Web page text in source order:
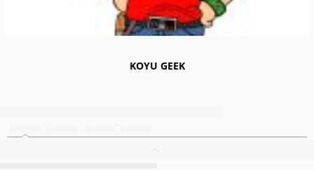
KOYU GEEK